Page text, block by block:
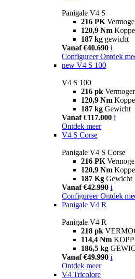
Panigale V4 S
216 PK
120,9 Nm
187 kg gewicht
Vanaf €40.690 i
Configureer Ontdek
new V4 S 100
V4 S 100
216 pk
120,9 Nm
187 kg Gewicht
Vanaf €117.000 i
Ontdek meer
V4 S Corse
Panigale V4 S Corse
216 PK
120,9 Nm
187 Kg Gewicht
Vanaf €42.990 i
Configureer Ontdek
Panigale V4 R
Panigale V4 R
218 pk
114,4 Nm
186,5 kg
Vanaf €49.990 i
Ontdek meer
V4 Tricolore